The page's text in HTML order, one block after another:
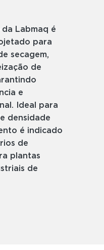
da Labmaq é
para
secagem,
de
e
Ideal para
densidade
é indicado
de
plantas
de